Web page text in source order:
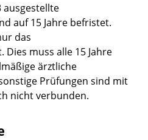
ausgestellte
auf 15 Jahre befristet.
das
muss alle 15 Jahre
ärztliche
Prüfungen sind mit
nicht verbunden.